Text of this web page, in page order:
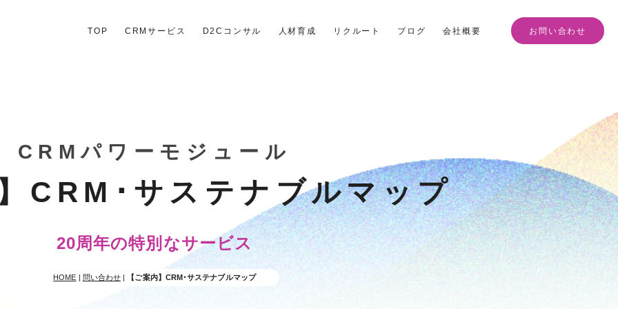
TOP CRMサービス D2Cコンサル 人材育成 リクルート ブログ 会社概要 お問い合わせ
CRMパワーモジュール
CRM･サステナブルマップ
20周年の特別なサービス
HOME | 問い合わせ | 【ご案内】CRM･サステナブルマップ